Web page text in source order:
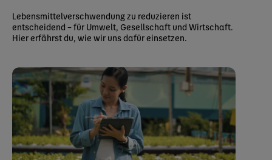
Lebensmittelverschwendung zu reduzieren ist
entscheidend – für Umwelt, Gesellschaft und Wirtschaft.
Hier erfährst du, wie wir uns dafür einsetzen.